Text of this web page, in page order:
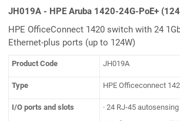
JH019A - HPE Aruba 1420-24G-PoE+
HPE OfficeConnect 1420 switch with 24
Ethernet-plus ports (up to 124W)
Product Code JH019A
Type HPE Officeconnect
I/O ports and slots
· 24 RJ-45